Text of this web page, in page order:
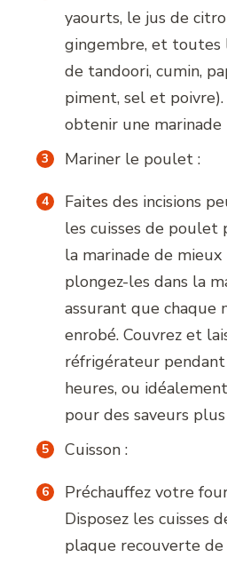
yaourts, le jus de
gingembre, et toutes
de tandoori, cumin,
piment, sel et
obtenir une marinade
Mariner le poulet :
Faites des incisions
les cuisses de
la marinade de
plongez-les dans la
assurant que chaque
enrobé. Couvrez et
réfrigérateur
heures, ou
pour des saveurs
Cuisson :
Préchauffez votre
Disposez les cuisses
plaque recouverte